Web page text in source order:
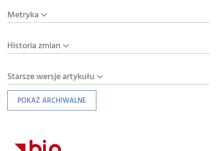
Metryka
Historia zmian
Starsze wersje artykułu
POKAŻ ARCHIWALNE